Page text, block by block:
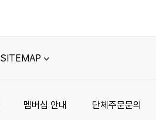
SITEMAP
멤버십 안내 단체주문문의